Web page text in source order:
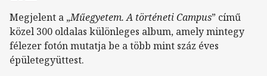
Megjelent a „Műegyetem. A történeti Campus” című
közel 300 oldalas különleges album, amely mintegy
félezer fotón mutatja be a több mint száz éves
épületegyüttest.